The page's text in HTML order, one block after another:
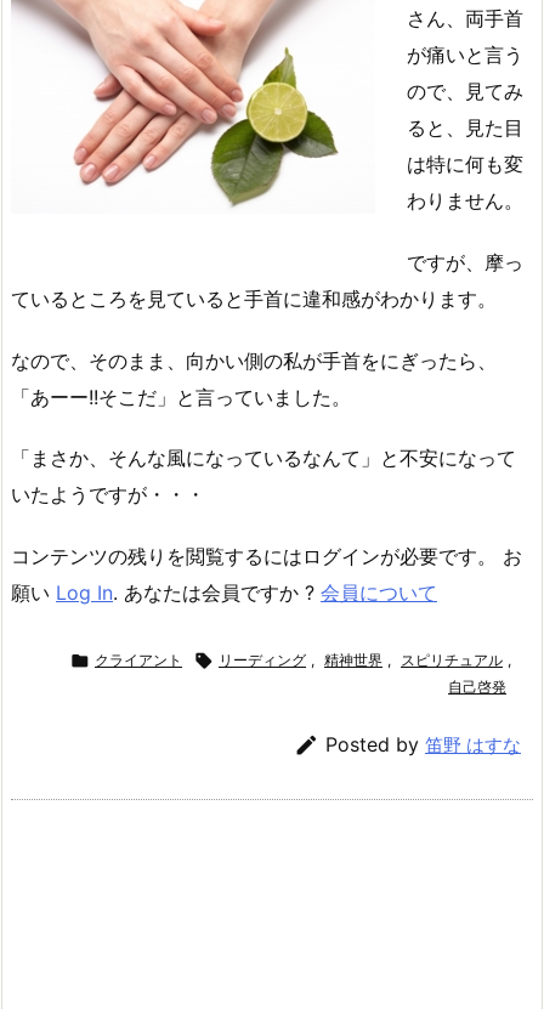
さん、両手首
が痛いと言う
ので、見てみ
ると、見た目
は特に何も変
わりません。
ですが、摩っ
ているところを見ていると手首に違和感がわかります。
なので、そのまま、向かい側の私が手首をにぎったら、
「あーー!!そこだ」と言っていました。
「まさか、そんな風になっているなんて」と不安になって
いたようですが・・・
コンテンツの残りを閲覧するにはログインが必要です。 お
願い Log In. あなたは会員ですか ? 会員について
 クライアント  リーディング , 精神世界 , スピリチュアル ,
自己啓発
 Posted by 笛野 はすな